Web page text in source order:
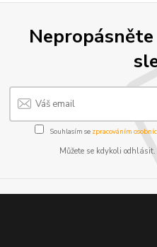
Souhlasím se zpracováním
Můžete se kdykoli